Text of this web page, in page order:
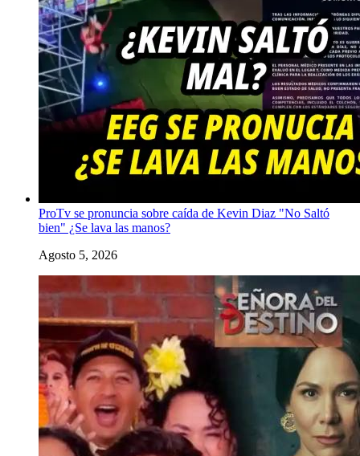
ProTv se pronuncia sobre caída de Kevin Diaz "No Saltó
bien" ¿Se lava las manos?
Agosto 5, 2026